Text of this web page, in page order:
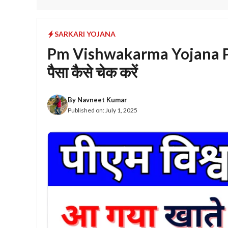
SARKARI YOJANA
Pm Vishwakarma Yojana
पैसा कैसे चेक करें
By Navneet Kumar
Published on: July 1, 2025